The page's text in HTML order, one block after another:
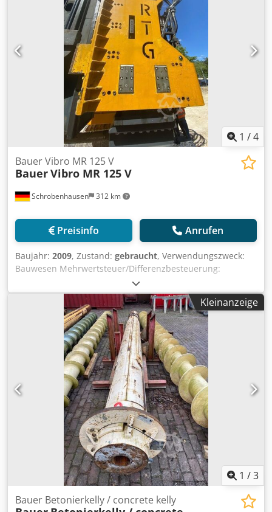
1 /4
Schrobenhausen 312 km
Bauer Vibro MR 125 V
BauerVibro MR 125 V
Preisinfo Anrufen
Baujahr: 2009, Zustand: gebraucht, Verwendungszweck:
Bauwesen Mehrwertsteuer/Differenzbesteuerung:
Mehrwertsteuer abzugsfähig Dcsdpfx Acjh Ty Dlslsk
Wenden Sie sich an Mohamad Fattah Ahmad, um weitere
Informationen zu erhalten. Rüttler MR 125 V mit
Spannzange MRZ 125 RTG Rammtechnik / Bauer
Maschinen GmbH Rüttler Der Rüttler ist sofort
einsatzbereit und in gutem Zustand.
Kleinanzeige
1 /3
Bauer Betonierkelly / concrete kelly